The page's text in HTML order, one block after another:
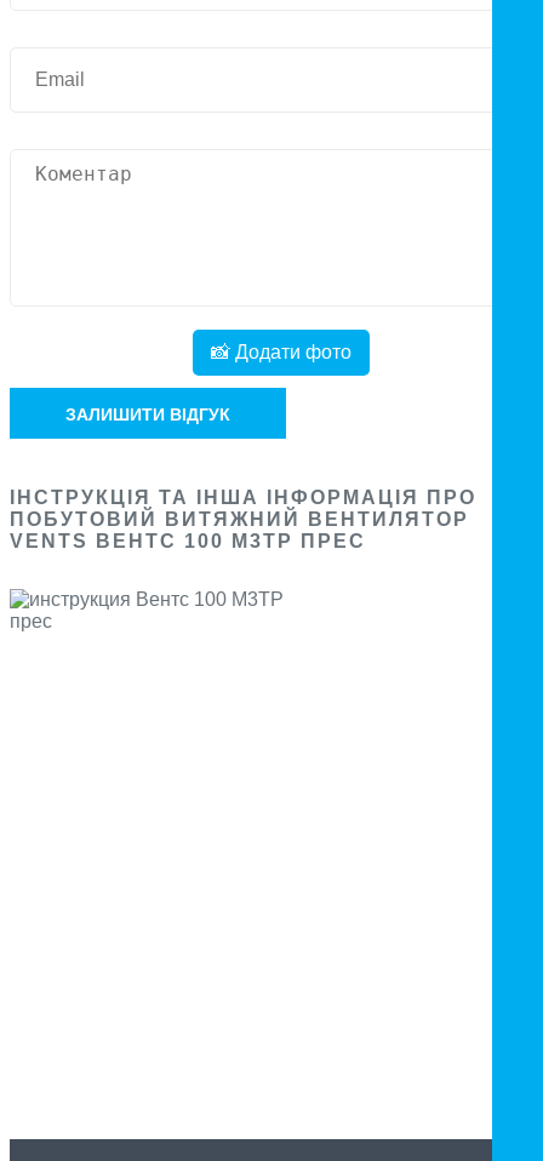
📸 Додати фото
ЗАЛИШИТИ ВІДГУК
ІНСТРУКЦІЯ ТА ІНША ІНФОРМАЦІЯ ПРО
ПОБУТОВИЙ ВИТЯЖНИЙ ВЕНТИЛЯТОР
VENTS ВЕНТС 100 М3ТР ПРЕС